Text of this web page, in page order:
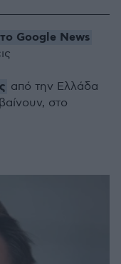
Google News
από την Ελλάδα
στο